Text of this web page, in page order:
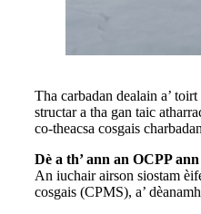
Tha carbadan dealain a’
structar a tha gan taic
co-theacsa cosgais
Dè a th’ ann an OCPP
An iuchair airson siostam
cosgais (CPMS), a’